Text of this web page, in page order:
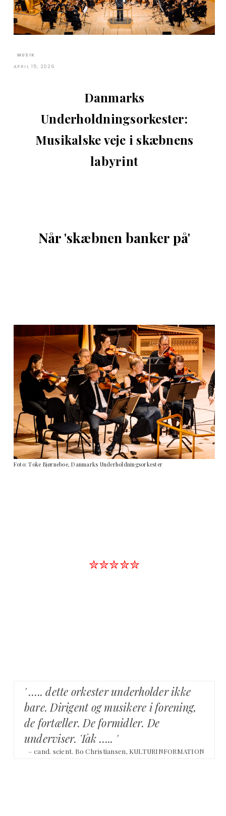
MUSIK
APRIL 15, 2026
Danmarks
Underholdningsorkester:
Musikalske veje i skæbnens
labyrint
Når 'skæbnen banker på'
Foto: Toke Bjørneboe, Danmarks Underholdningsorkester
✮✮✮✮✮
' ….. dette orkester underholder ikke
bare. Dirigent og musikere i forening,
de fortæller. De formidler. De
underviser. Tak ….. '
– cand. scient. Bo Christiansen, KULTURINFORMATION